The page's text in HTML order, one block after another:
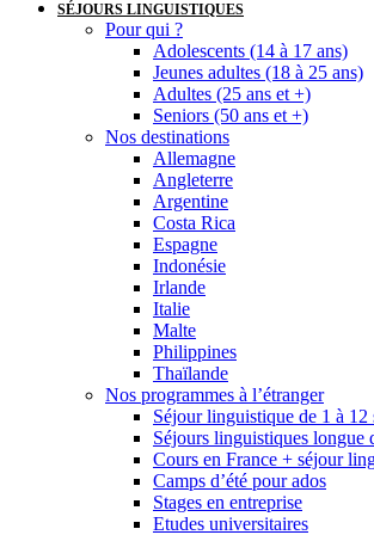
SÉJOURS LINGUISTIQUES
Pour qui ?
Adolescents (14 à 17 ans)
Jeunes adultes (18 à 25 ans)
Adultes (25 ans et +)
Seniors (50 ans et +)
Nos destinations
Allemagne
Angleterre
Argentine
Costa Rica
Espagne
Indonésie
Irlande
Italie
Malte
Philippines
Thaïlande
Nos programmes à l’étranger
Séjour linguistique de 1 à 12
Séjours linguistiques longue
Cours en France + séjour
Camps d’été pour ados
Stages en entreprise
Etudes universitaires